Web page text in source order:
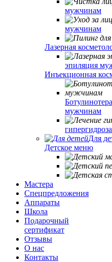
мужчинам
мужчинам
Лазерная
эпиляция
Инъекционная
мужчинам
Для
Детское меню
Мастера
Спецпредложения
Аппараты
Школа
Подарочный
сертификат
Отзывы
О нас
Контакты